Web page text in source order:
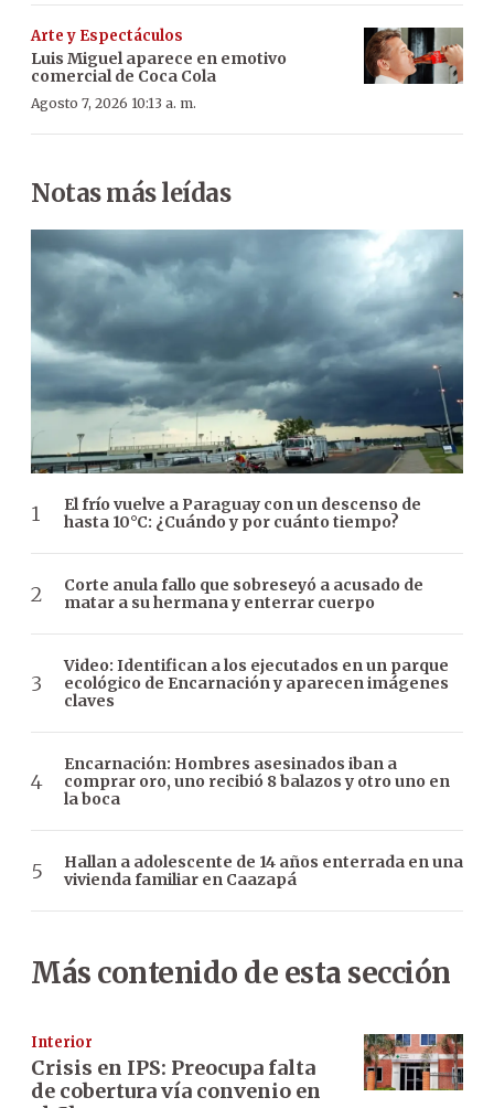
Arte y Espectáculos
Luis Miguel aparece en emotivo
comercial de Coca Cola
Agosto 7, 2026 10:13 a. m.
Notas más leídas
El frío vuelve a Paraguay con un descenso de
hasta 10°C: ¿Cuándo y por cuánto tiempo?
Corte anula fallo que sobreseyó a acusado de
matar a su hermana y enterrar cuerpo
Video: Identifican a los ejecutados en un parque
ecológico de Encarnación y aparecen imágenes
claves
Encarnación: Hombres asesinados iban a
comprar oro, uno recibió 8 balazos y otro uno en
la boca
Hallan a adolescente de 14 años enterrada en una
vivienda familiar en Caazapá
Más contenido de esta sección
Interior
Crisis en IPS: Preocupa falta
de cobertura vía convenio en